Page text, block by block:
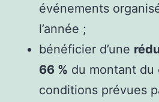
événements
l’année ;
bénéficier d’une
66 % du montant du
conditions prévues